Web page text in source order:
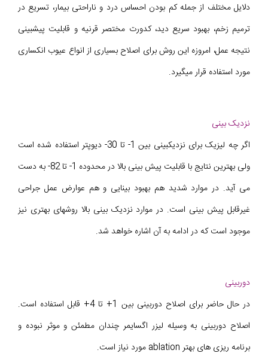
دلایل مختلف از جمله کم بودن احساس درد و ناراحتی بیمار، تسریع در
ترمیم زخم، بهبود سریع دید، کدورت مختصر قرنیه و قابلیت پیشبینی
نتیجه عمل، امروزه این روش برای اصلاح بسیاری از انواع عیوب انکساری
مورد استفاده قرار میگیرد.
نزدیک بینی
اگر چه لیزیک برای نزدیکبینی بین 1- تا 30- دیوپتر استفاده شده است
ولی بهترین نتایج با قابلیت پیش بینی بالا در محدوده 1- تا 82- به دست
می آید. در موارد شدید هم بهبود بینایی و هم عوارض عمل جراحی
غیرقابل پیش بینی است. در موارد نزدیک بینی بالا روشهای بهتری نیز
موجود است که در ادامه به آن اشاره خواهد شد.
دوربینی
در حال حاضر برای اصلاح دوربینی بین 1+ تا 4+ قابل استفاده است.
اصلاح دوربینی به وسیله لیزر اگسایمر چندان مطمئن و موثر نبوده و
برنامه ریزی های بهتر ablation مورد نیاز است.